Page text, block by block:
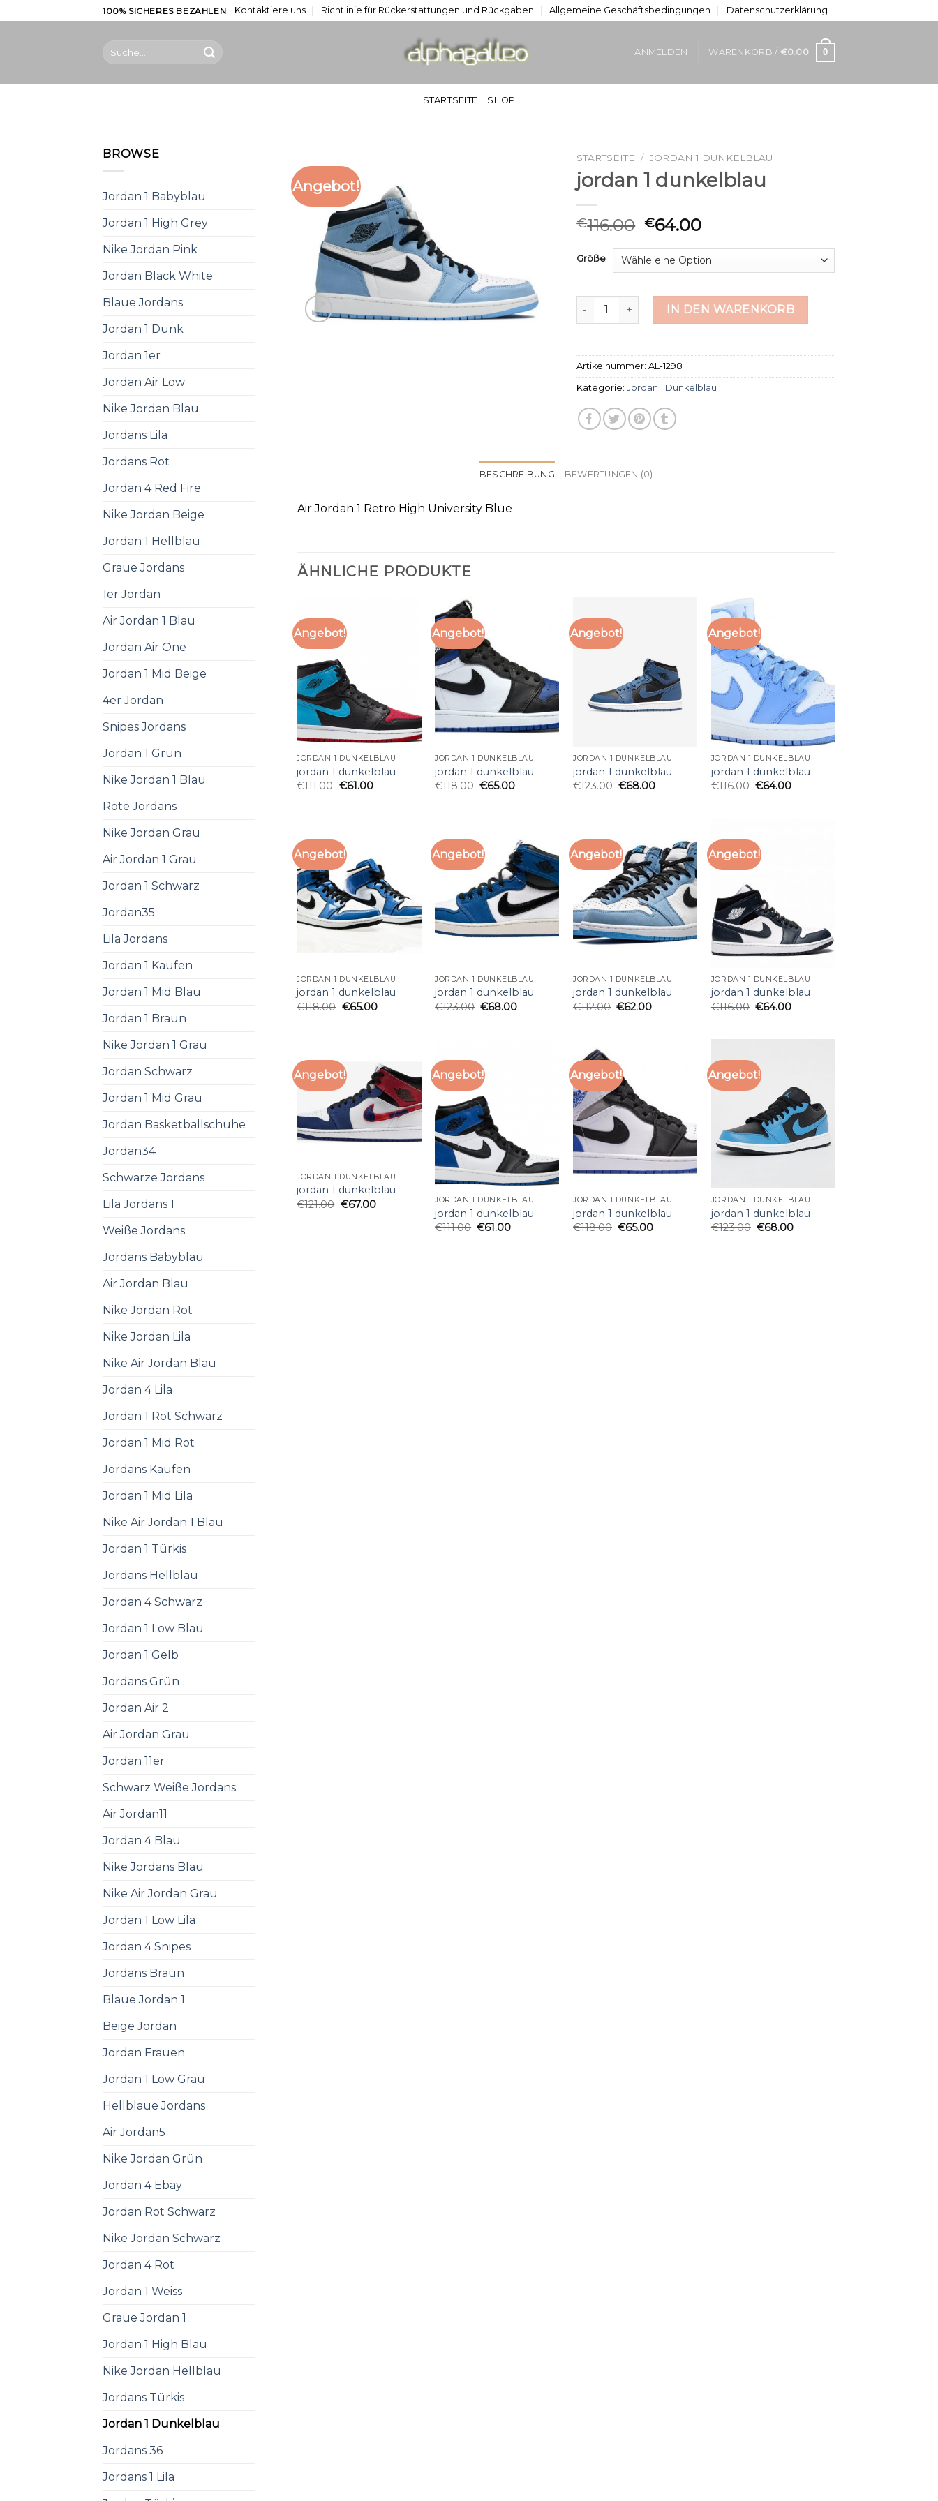
to
100% SICHERES BEZAHLEN Kontaktiere uns Richtlinie für Rückerstattungen und Rückgaben Allgemeine Geschäftsbedingungen Datenschutzerklärung
ANMELDEN WARENKORB / €0.00 0
STARTSEITE SHOP
BROWSE
Jordan 1 Babyblau
Jordan 1 High Grey
Nike Jordan Pink
Jordan Black White
Blaue Jordans
Jordan 1 Dunk
Jordan 1er
Jordan Air Low
Nike Jordan Blau
Jordans Lila
Jordans Rot
Jordan 4 Red Fire
Nike Jordan Beige
Jordan 1 Hellblau
Graue Jordans
1er Jordan
Air Jordan 1 Blau
Jordan Air One
Jordan 1 Mid Beige
4er Jordan
Snipes Jordans
Jordan 1 Grün
Nike Jordan 1 Blau
Rote Jordans
Nike Jordan Grau
Air Jordan 1 Grau
Jordan 1 Schwarz
Jordan35
Lila Jordans
Jordan 1 Kaufen
Jordan 1 Mid Blau
Jordan 1 Braun
Nike Jordan 1 Grau
Jordan Schwarz
Jordan 1 Mid Grau
Jordan Basketballschuhe
Jordan34
Schwarze Jordans
Lila Jordans 1
Weiße Jordans
Jordans Babyblau
Air Jordan Blau
Nike Jordan Rot
Nike Jordan Lila
Nike Air Jordan Blau
Jordan 4 Lila
Jordan 1 Rot Schwarz
Jordan 1 Mid Rot
Jordans Kaufen
Jordan 1 Mid Lila
Nike Air Jordan 1 Blau
Jordan 1 Türkis
Jordans Hellblau
Jordan 4 Schwarz
Jordan 1 Low Blau
Jordan 1 Gelb
Jordans Grün
Jordan Air 2
Air Jordan Grau
Jordan 11er
Schwarz Weiße Jordans
Air Jordan11
Jordan 4 Blau
Nike Jordans Blau
Nike Air Jordan Grau
Jordan 1 Low Lila
Jordan 4 Snipes
Jordans Braun
Blaue Jordan 1
Beige Jordan
Jordan Frauen
Jordan 1 Low Grau
Hellblaue Jordans
Air Jordan5
Nike Jordan Grün
Jordan 4 Ebay
Jordan Rot Schwarz
Nike Jordan Schwarz
Jordan 4 Rot
Jordan 1 Weiss
Graue Jordan 1
Jordan 1 High Blau
Nike Jordan Hellblau
Jordans Türkis
Jordan 1 Dunkelblau
Jordans 36
Jordans 1 Lila
Angebot!
STARTSEITE / JORDAN 1 DUNKELBLAU
jordan 1 dunkelblau
€116.00 €64.00
Größe
jordan 1 dunkelblau MengeIN DEN WARENKORB
Artikelnummer:AL-1298
Kategorie:Jordan 1 Dunkelblau
BESCHREIBUNG BEWERTUNGEN (0)
Air Jordan 1 Retro High University Blue
ÄHNLICHE PRODUKTE
Angebot!
JORDAN 1 DUNKELBLAU
jordan 1 dunkelblau
€111.00 €61.00
Angebot!
JORDAN 1 DUNKELBLAU
jordan 1 dunkelblau
€118.00 €65.00
Angebot!
JORDAN 1 DUNKELBLAU
jordan 1 dunkelblau
€123.00 €68.00
Angebot!
JORDAN 1 DUNKELBLAU
jordan 1 dunkelblau
€116.00 €64.00
Angebot!
JORDAN 1 DUNKELBLAU
jordan 1 dunkelblau
€118.00 €65.00
Angebot!
JORDAN 1 DUNKELBLAU
jordan 1 dunkelblau
€123.00 €68.00
Angebot!
JORDAN 1 DUNKELBLAU
jordan 1 dunkelblau
€112.00 €62.00
Angebot!
JORDAN 1 DUNKELBLAU
jordan 1 dunkelblau
€116.00 €64.00
Angebot!
JORDAN 1 DUNKELBLAU
jordan 1 dunkelblau
€121.00 €67.00
Angebot!
JORDAN 1 DUNKELBLAU
jordan 1 dunkelblau
€111.00 €61.00
Angebot!
JORDAN 1 DUNKELBLAU
jordan 1 dunkelblau
€118.00 €65.00
Angebot!
JORDAN 1 DUNKELBLAU
jordan 1 dunkelblau
€123.00 €68.00